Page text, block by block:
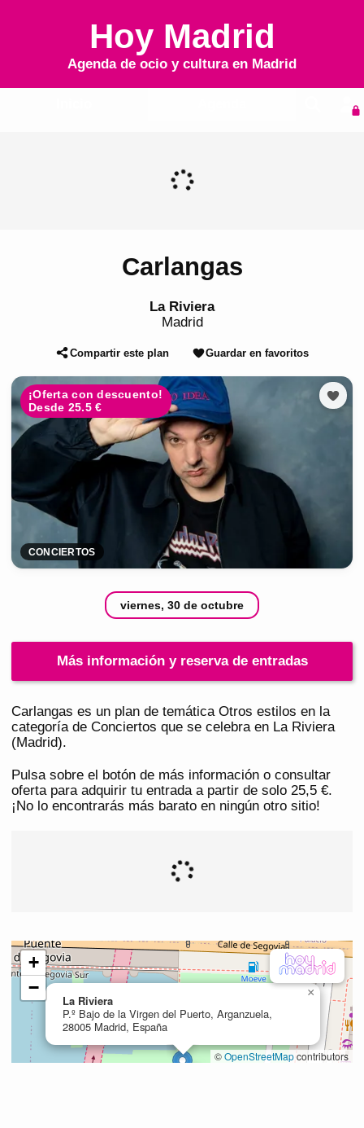
Hoy Madrid
Agenda de ocio y cultura en Madrid
Carlangas
La Riviera
Madrid
Compartir este plan Guardar en favoritos
¡Oferta con descuento!
Desde 25.5 €
CONCIERTOS
viernes, 30 de octubre
Más información y reserva de entradas
Carlangas es un plan de temática Otros estilos en la
categoría de Conciertos que se celebra en La Riviera
(Madrid).
Pulsa sobre el botón de más información o consultar
oferta para adquirir tu entrada a partir de solo 25,5 €.
¡No lo encontrarás más barato en ningún otro sitio!